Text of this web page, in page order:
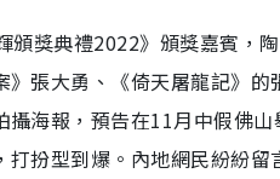
獎典禮2022》頒獎嘉賓，
張大勇、《倚天屠龍記》
海報，預告在11月中假佛
扮型到爆。內地網民紛紛